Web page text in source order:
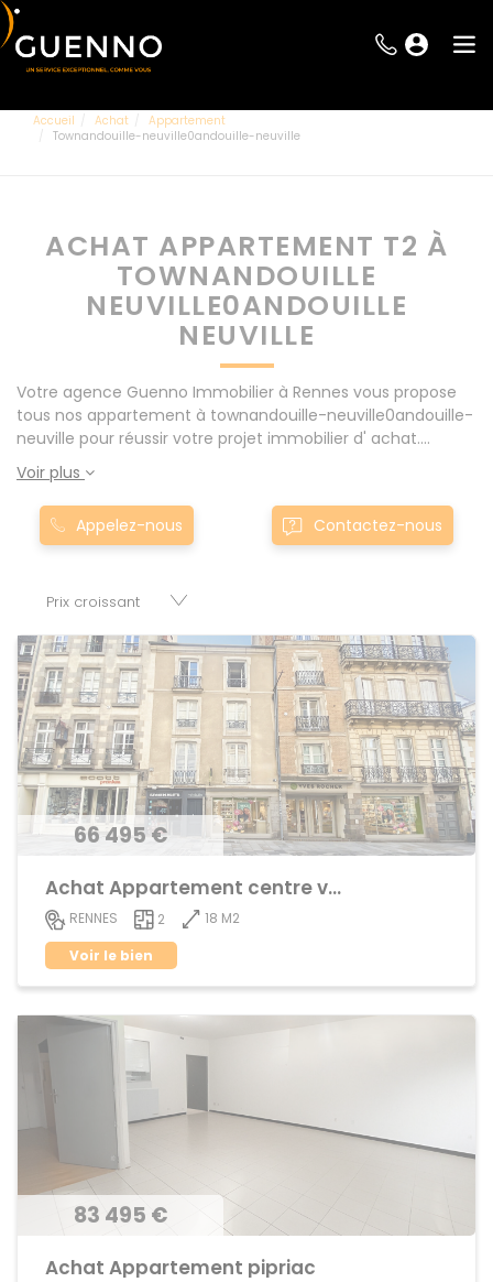
Accueil Achat
Appartement
Townandouille-neuville0andouille-neuville
ACHAT APPARTEMENT T2 À
TOWNANDOUILLE
NEUVILLE0ANDOUILLE
NEUVILLE
Votre agence Guenno Immobilier à Rennes vous propose
tous nos appartement à townandouille-neuville0andouille-
neuville pour réussir votre projet immobilier d' achat.
Consultez l'ensemble de nos offres à Rennes mais
également aux alentours : Le Rheu, Pacé, Montgermont...
Nos appartement T2 à townandouille-neuville0andouille-
neuville sont proposés au meilleur prix du marché pour
cessions de baux, fonds de commerces, appartements,
Voir plus
Appelez-nous Contactez-nous
66 495 €
Achat Appartement centre ville
RENNES 2
18 M2
Voir le bien
83 495 €
Achat Appartement pipriac